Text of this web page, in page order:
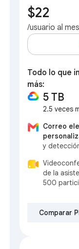
$22
/usuario al mes
Todo lo que
más:
5 TB
2.5 veces
Correo
y
de la
500
Comparar